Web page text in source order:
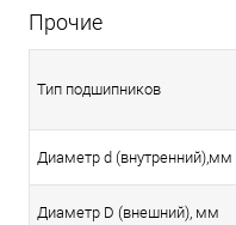
Прочие
Тип подшипников
Диаметр d (внутренний),мм
Диаметр D (внешний), мм